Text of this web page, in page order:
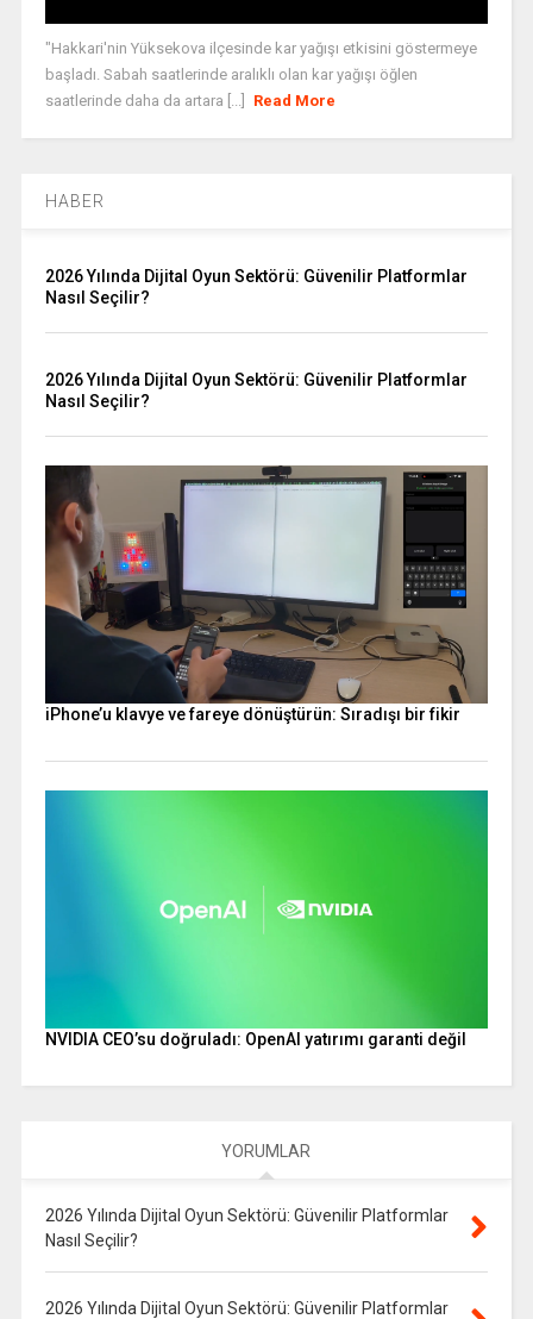
"Hakkari'nin Yüksekova ilçesinde kar yağışı etkisini göstermeye
başladı. Sabah saatlerinde aralıklı olan kar yağışı öğlen
saatlerinde daha da artara [...]
Read More
HABER
2026 Yılında Dijital Oyun Sektörü: Güvenilir Platformlar
Nasıl Seçilir?
2026 Yılında Dijital Oyun Sektörü: Güvenilir Platformlar
Nasıl Seçilir?
iPhone’u klavye ve fareye dönüştürün: Sıradışı bir fikir
NVIDIA CEO’su doğruladı: OpenAI yatırımı garanti değil
YORUMLAR
2026 Yılında Dijital Oyun Sektörü: Güvenilir Platformlar
Nasıl Seçilir?
2026 Yılında Dijital Oyun Sektörü: Güvenilir Platformlar